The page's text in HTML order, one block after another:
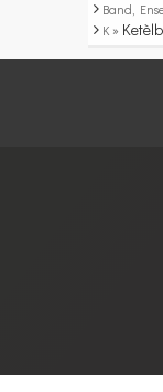
Band,
K »